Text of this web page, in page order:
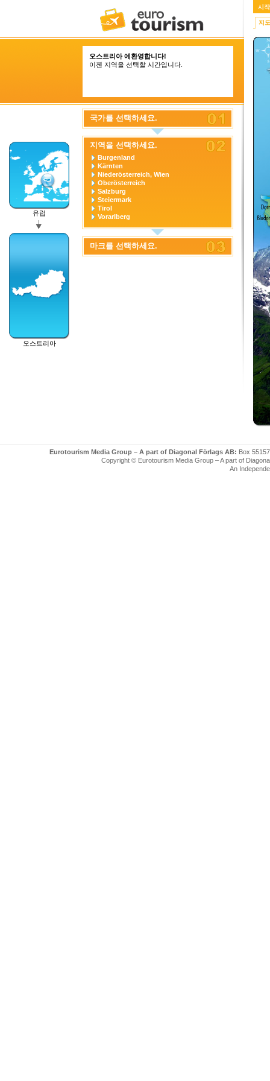
오스트리아 에환영합니다!
이젠 지역을 선택할 시간입니다.
유럽
오스트리아
국가를 선택하세요.
지역을 선택하세요.
Burgenland
Kärnten
Niederösterreich, Wien
Oberösterreich
Salzburg
Steiermark
Tirol
Vorarlberg
마크를 선택하세요.
시작
지도
Eurotourism Media Group – A part of Diagonal Förlags AB: Box
Copyright © Eurotourism Media Group – A part of
An